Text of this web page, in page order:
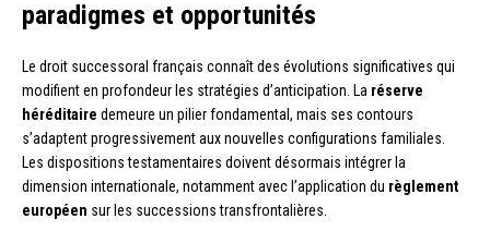
paradigmes et opportunités
Le droit successoral français connaît des évolutions significatives qui
modifient en profondeur les stratégies d’anticipation. La réserve
héréditaire demeure un pilier fondamental, mais ses contours
s’adaptent progressivement aux nouvelles configurations familiales.
Les dispositions testamentaires doivent désormais intégrer la
dimension internationale, notamment avec l’application du règlement
européen sur les successions transfrontalières.